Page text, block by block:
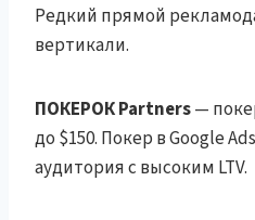
Редкий прямой
вертикали.
ПОКЕРОК Partners—
до $150. Покер в Google
аудитория с высоким LTV.